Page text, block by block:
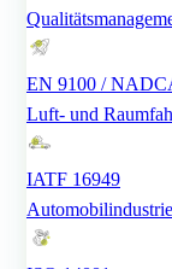
EN 9100 /
Luft- und
IATF 16949
Automobilindustrie